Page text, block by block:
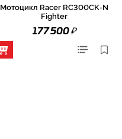
Мотоцикл Racer RC300CK-N
Fighter
177 500₽